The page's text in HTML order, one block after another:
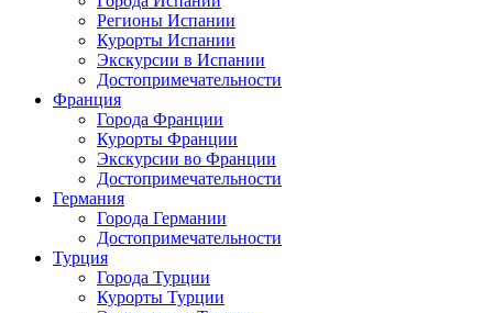
Регионы Испании
Курорты Испании
Экскурсии в Испании
Достопримечательности
Франция
Города Франции
Курорты Франции
Экскурсии во Франции
Достопримечательности
Германия
Города Германии
Достопримечательности
Турция
Города Турции
Курорты Турции